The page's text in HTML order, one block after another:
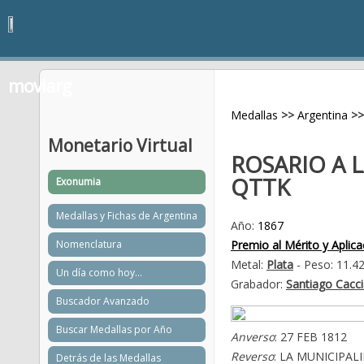
moviarg
Medallas >> Argentina >>
ROSARIO A
QTTK
Año: 1867
Premio al Mérito y
Metal: Plata - Peso:
Grabador: Santiago
Anverso: 27 FEB 1812
Reverso: LA
Monetario Virtual
Exonumia
Medallas y Fichas de Argentina
Nomenclatura
Un día como hoy...
Buscador Avanzado
Buscar Medallas por Año
Detrás de las Medallas